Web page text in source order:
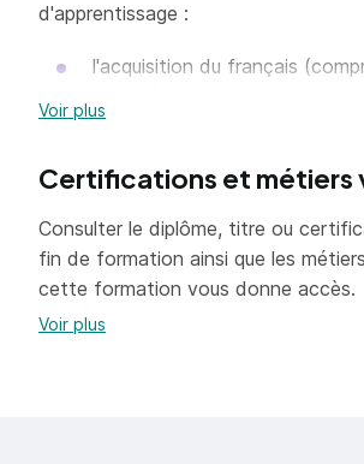
d'apprentissage :
l'acquisition du français
et leur mise en œuvre dans la
la connaissance du
attentes de l'école vis-à-vis
des parents.
Voir plus
Certifications et métiers
Consulter le diplôme, titre ou
fin de formation ainsi que les
cette formation vous donne accès.
Voir plus